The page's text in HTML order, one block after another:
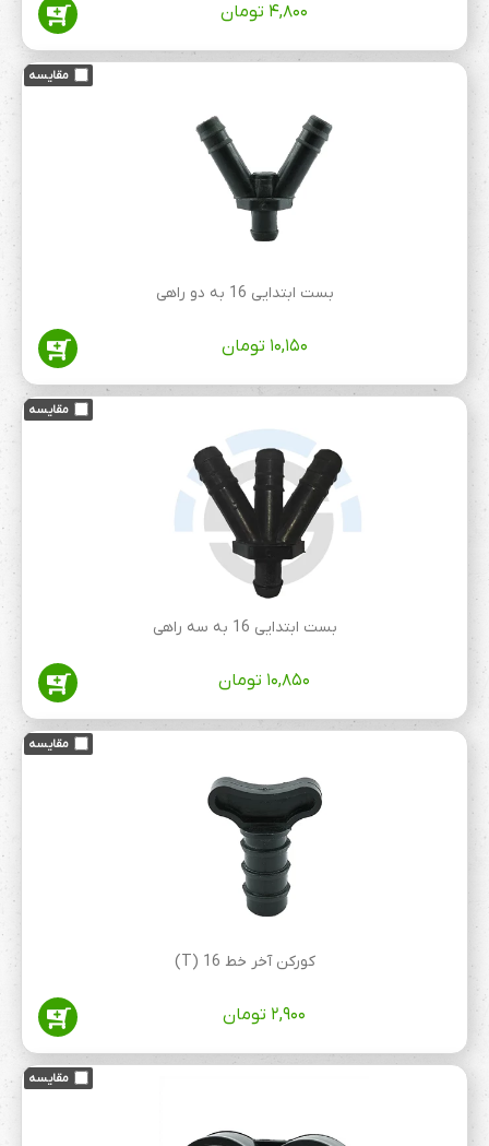
۴,۸۰۰ تومان
بست ابتدایی 16 به دو راهی
۱۰,۱۵۰ تومان
بست ابتدایی 16 به سه راهی
۱۰,۸۵۰ تومان
کورکن آخر خط 16 (T)
۲,۹۰۰ تومان